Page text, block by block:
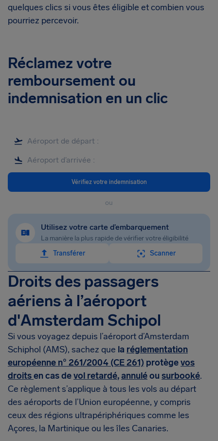
quelques clics si vous êtes éligible et combien vous
pourriez percevoir.
Réclamez votre
remboursement ou
indemnisation en un clic
Vérifiez votre indemnisation
ou
Utilisez votre carte d’embarquement
La manière la plus rapide de vérifier votre éligibilité
Transférer
Scanner
Droits des passagers
aériens à l’aéroport
d'Amsterdam Schipol
Si vous voyagez depuis l’aéroport d’Amsterdam
Schiphol (AMS), sachez que la réglementation
européenne n° 261/2004 (CE 261) protègevos
droitsen cas devol retardé,annuléou surbooké.
Ce règlement s’applique à tous les vols au départ
des aéroports de l’Union européenne, y compris
ceux des régions ultrapériphériques comme les
Açores, la Martinique ou les îles Canaries.